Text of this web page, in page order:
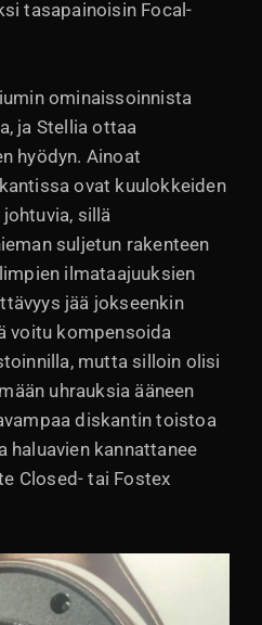
tasapainoisin Focal-
ominaissoinnista
ja Stellia ottaa
hyödyn. Ainoat
ovat kuulokkeiden
sillä
suljetun rakenteen
ilmataajuuksien
jää jokseenkin
voitu kompensoida
mutta silloin olisi
uhrauksia ääneen
diskantin toistoa
haluavien kannattanee
Closed- tai Fostex